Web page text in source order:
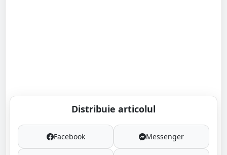
Distribuie articolul
Facebook Messenger